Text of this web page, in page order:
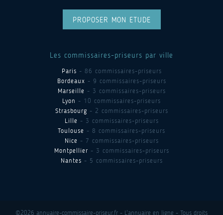
PROPOSER MON ETUDE
Les commissaires-priseurs par ville
Paris - 86 commissaires-priseurs
Bordeaux - 9 commissaires-priseurs
Marseille - 3 commissaires-priseurs
Lyon - 10 commissaires-priseurs
Strasbourg - 2 commissaires-priseurs
Lille - 3 commissaires-priseurs
Toulouse - 8 commissaires-priseurs
Nice - 7 commissaires-priseurs
Montpellier - 3 commissaires-priseurs
Nantes - 5 commissaires-priseurs
©2026 annuaire-commissaire-priseur.fr - L'annuaire en ligne - Tous droits